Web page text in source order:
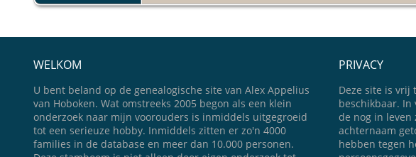
WELKOM
U bent beland op de genealogische site van Alex Appelius
van Hoboken. Wat omstreeks 2005 begon als een klein
onderzoek naar mijn voorouders is inmiddels uitgegroeid
tot een serieuze hobby. Inmiddels zitten er zo'n 4000
families in de database en meer dan 10.000 personen.
PRIVACY
Deze site is
beschikbaar.
de nog in
achternaam
hebben tegen